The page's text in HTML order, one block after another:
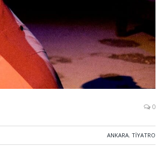
0
ANKARA, TIYATRO